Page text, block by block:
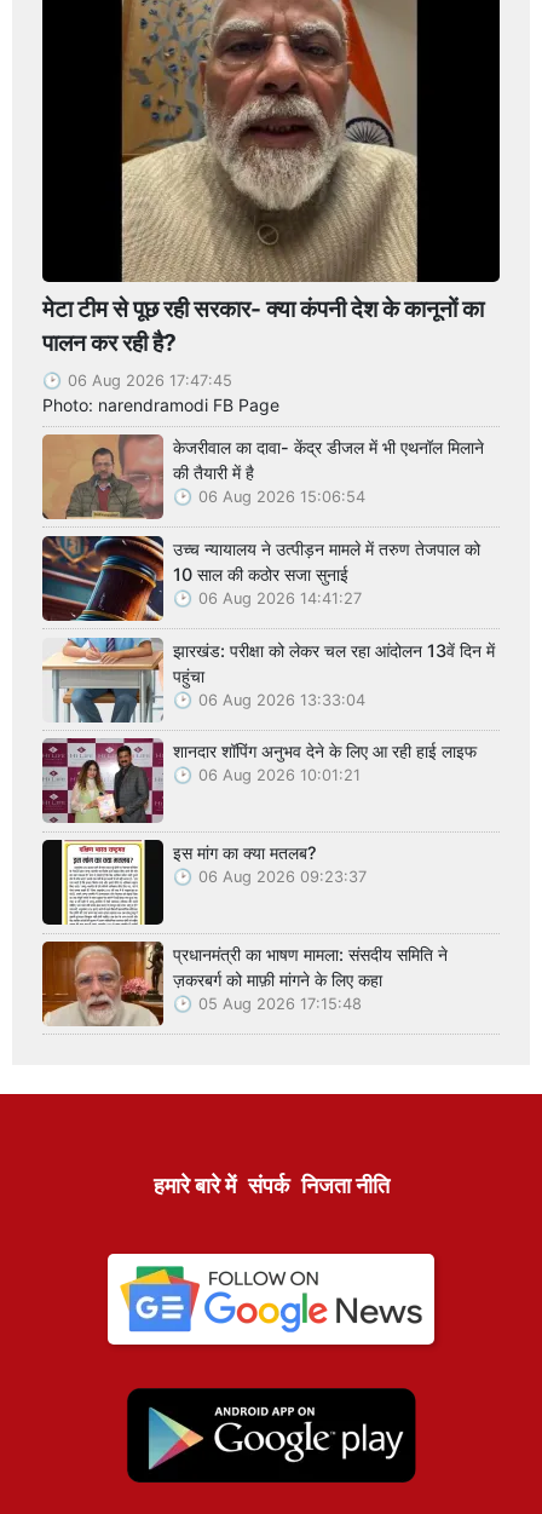
मेटा टीम से पूछ रही सरकार- क्या कंपनी देश के कानूनों का
पालन कर रही है?
06 Aug 2026 17:47:45
Photo: narendramodi FB Page
केजरीवाल का दावा- केंद्र डीजल में भी एथनॉल मिलाने
की तैयारी में है
06 Aug 2026 15:06:54
उच्च न्यायालय ने उत्पीड़न मामले में तरुण तेजपाल को
10 साल की कठोर सजा सुनाई
06 Aug 2026 14:41:27
झारखंड: परीक्षा को लेकर चल रहा आंदोलन 13वें दिन में
पहुंचा
06 Aug 2026 13:33:04
शानदार शॉपिंग अनुभव देने के लिए आ रही हाई लाइफ
06 Aug 2026 10:01:21
इस मांग का क्या मतलब?
06 Aug 2026 09:23:37
प्रधानमंत्री का भाषण मामला: संसदीय समिति ने
ज़करबर्ग को माफ़ी मांगने के लिए कहा
05 Aug 2026 17:15:48
हमारे बारे में संपर्क निजता नीति